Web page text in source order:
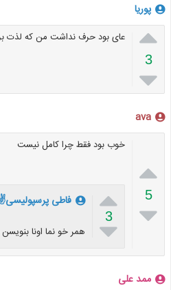
پوریا

3

عای بود حرف نداشت من که لذت
ava

5

خوب بود فقط چرا کامل نیست

3

فاطی
همر خو نما اونا
ممد علی